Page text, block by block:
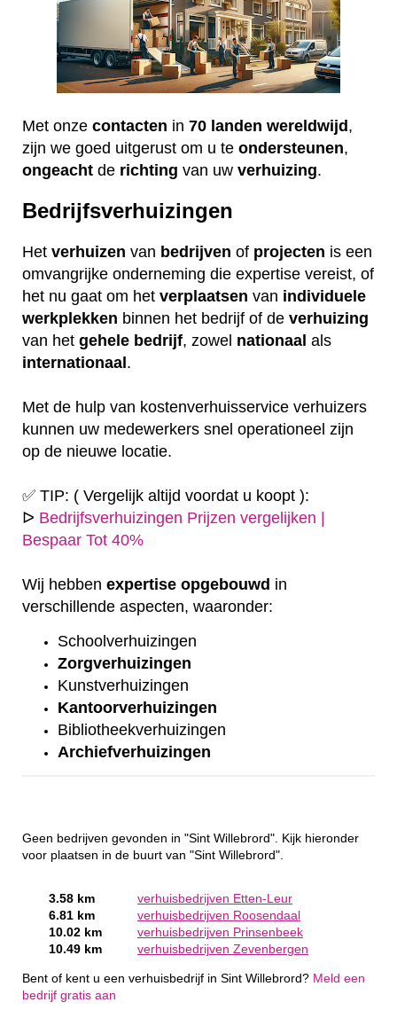
Met onze contacten in 70 landen wereldwijd,
zijn we goed uitgerust om u te ondersteunen,
ongeacht de richting van uw verhuizing.
Bedrijfsverhuizingen
Het verhuizen van bedrijven of projecten is een
omvangrijke onderneming die expertise vereist, of
het nu gaat om het verplaatsen van individuele
werkplekken binnen het bedrijf of de verhuizing
van het gehele bedrijf, zowel nationaal als
internationaal .
Met de hulp van kostenverhuisservice verhuizers
kunnen uw medewerkers snel operationeel zijn
op de nieuwe locatie.
✅ TIP: ( Vergelijk altijd voordat u koopt ):
ᐅ Bedrijfsverhuizingen Prijzen vergelijken |
Bespaar Tot 40%
Wij hebben expertise opgebouwd in
verschillende aspecten, waaronder:
Schoolverhuizingen
Zorgverhuizingen
Kunstverhuizingen
Kantoorverhuizingen
Bibliotheekverhuizingen
Archiefverhuizingen
Geen bedrijven gevonden in "Sint Willebrord". Kijk hieronder
voor plaatsen in de buurt van "Sint Willebrord".
3.58 km
verhuisbedrijven Etten-Leur
6.81 km
verhuisbedrijven Roosendaal
10.02 km
verhuisbedrijven Prinsenbeek
10.49 km
verhuisbedrijven Zevenbergen
Bent of kent u een verhuisbedrijf in Sint Willebrord? Meld een
bedrijf gratis aan